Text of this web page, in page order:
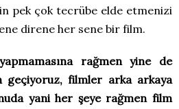
pek çok tecrübe elde etmenizi
direne her sene bir film.
rağmen yine de
geçiyoruz, filmler arka arkaya
yani her şeye rağmen film